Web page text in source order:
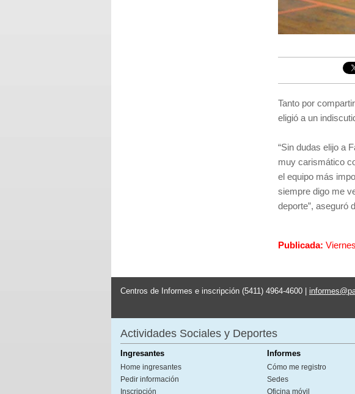
Tanto por
eligió a un
“Sin dudas elijo a
muy carismático
el equipo más
siempre digo me
deporte”, aseguró
Publicada:
Centros de Informes e inscripción (5411) 4964-4600 |
Actividades Sociales y Deportes
Ingresantes
Home ingresantes
Pedir información
Inscripción
Informes
Cómo me registro
Sedes
Oficina móvil